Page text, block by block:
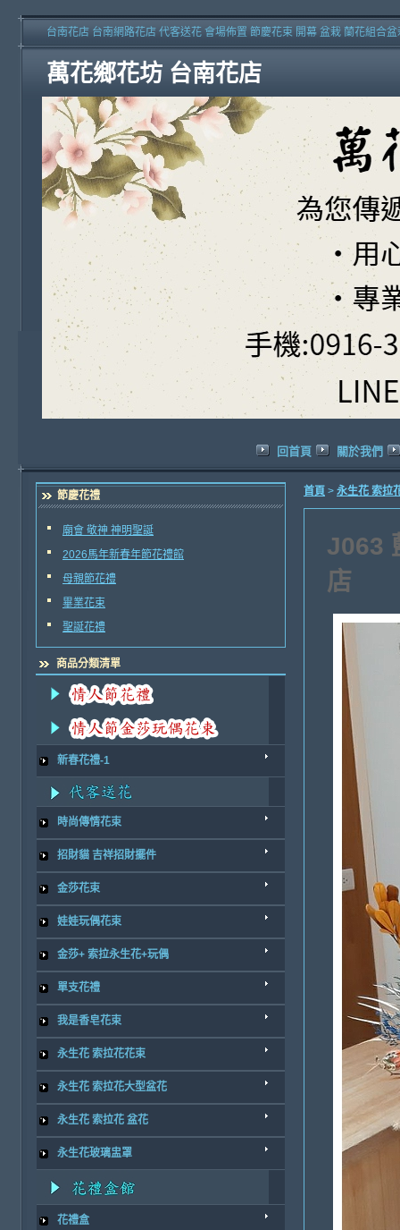
萬花鄉花坊 台南花店
台南花店 台南網路花店 代客送花 會場佈置 節慶花束 開幕 盆栽 蘭花組合
回首頁 關於我們
節慶花禮
廟會 敬神 神明聖誕
2026馬年新春年節花禮館
母親節花禮
畢業花束
聖誕花禮
商品分類清單
新春花禮-1
時尚傳情花束
招財貓 吉祥招財擺件
金莎花束
娃娃玩偶花束
金莎+ 索拉永生花+玩偶
單支花禮
我是香皂花束
永生花 索拉花花束
永生花 索拉花大型盆花
永生花 索拉花 盆花
永生花玻璃盅罩
花禮盒
首頁 > 永生花 索拉
J063
店